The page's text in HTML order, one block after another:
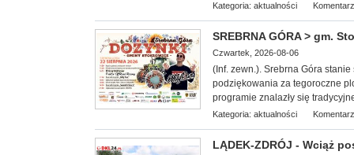
Kategoria: aktualności
SREBRNA GÓRA > gm.
Czwartek, 2026-08-06
(Inf. zewn.). Srebrna Góra
podziękowania za tegoroczne
programie znalazły się
Kategoria: aktualności
LĄDEK-ZDRÓJ - Wciąż